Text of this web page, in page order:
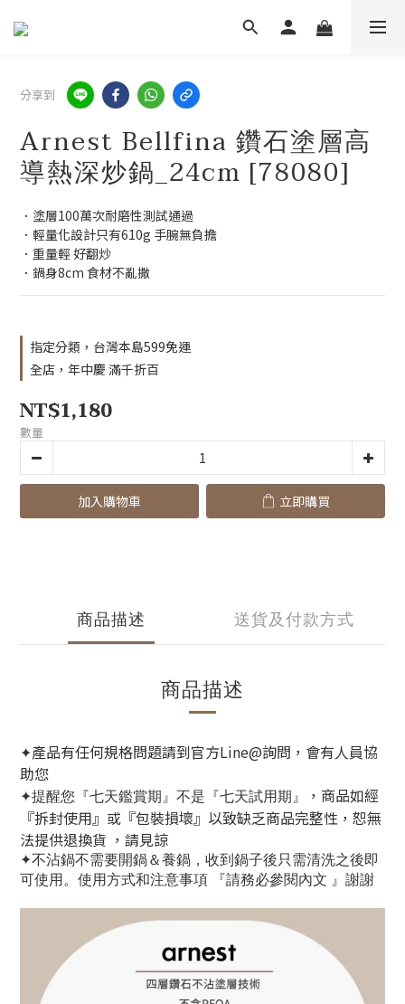
分享到
Arnest Bellfina 鑽石塗層高
導熱深炒鍋_24cm [78080]
．塗層100萬次耐磨性測試通過
．輕量化設計只有610g 手腕無負擔
．重量輕 好翻炒
．鍋身8cm 食材不亂撒
指定分類，台灣本島599免運
全店，年中慶 滿千折百
NT$1,180
數量
加入購物車 立即購買
商品描述 送貨及付款方式
商品描述
✦產品有任何規格問題請到官方Line@詢問，會有人員協
助您
✦提醒您『七天鑑賞期』不是『七天試用期』
，商品如經
『拆封使用』或『包裝損壞』以致缺乏商品完整性 ，恕無
法提供退換貨 ，請見諒
✦不沾鍋不需要開鍋＆養鍋，收到鍋子後只需清洗之後即
可使用。使用方式和注意事項 『請務必參閱內文 』謝謝